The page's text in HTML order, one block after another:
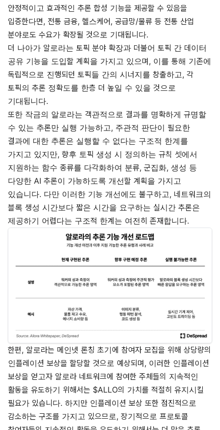
안정적이고 효과적인 추론 합성 기능을 제공할 수 있음을
입증한다면, 전통 금융, 헬스케어, 공급망/물류 등 전통 산업
분야로도 수요가 확장될 것으로 기대됩니다.
더 나아가 알로라는 토픽 분야 확장과 더불어 토픽 간 데이터
공유 기능을 도입할 계획을 가지고 있으며, 이를 통해 기존에
독립적으로 진행되던 토픽들 간의 시너지를 창출하고, 각
토픽의 추론 정확도를 한층 더 높일 수 있을 것으로
기대됩니다.
또한 작금의 알로라는 객관적으로 결과를 명확하게 규명할
수 있는 추론만 실행 가능하고, 주관적 판단이 필요한
결과에 대한 추론은 실행할 수 없다는 구조적 한계를
가지고 있지만, 향후 토픽 생성 시 정의하는 규칙 셋에서
지원하는 함수 종류를 다각화하여 분류, 군집화, 생성 등
다양한 AI 추론이 가능하도록 개선할 계획을 가지고
있습니다. 다만 이러한 기능 개선에도 불구하고, 네트워크의
블록 생성 시간보다 짧은 시간을 요구하는 실시간 추론은
제공하기 어렵다는 구조적 한계는 여전히 존재합니다.
한편, 알로라는 메인넷 론칭 초기에 참여자 모집을 위해 상당량의
인플레이션 보상을 할당할 것으로 예상되며, 이러한 인플레이션
보상을 얻고자 알로라 네트워크에 참여한 주체들의 지속적인
활동을 유도하기 위해서는 $ALLO의 가치를 적절히 유지시킬
필요가 있습니다. 하지만 인플레이션 보상 또한 점진적으로
감소하는 구조를 가지고 있으므로, 장기적으로 프로토콜